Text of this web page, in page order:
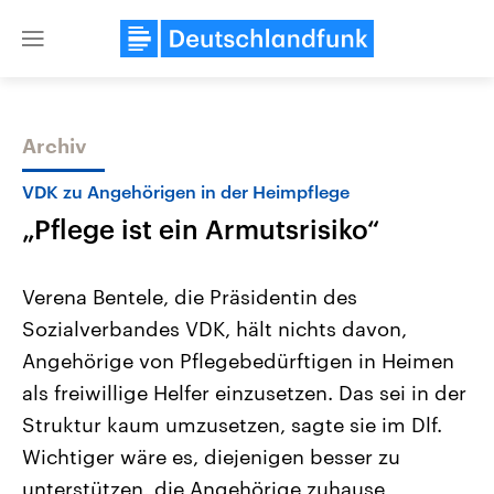
Close
Themen
Landtagswahl Sachsen-Anhalt
2026
Alle Informationen
Sachsen-Anhalt wählt am 6.
September 2026 einen neuen
Landtag. Seit 2021 wird das
Bundesland von einer Koalition aus
Aktuelle Beiträge,
Hintergründe
Wirtschaftlich und
gehören die Vereinigten
mit großem Einfluss auf
Archiv
VDK zu Angehörigen in der Heimpflege
„Pflege ist ein Armutsrisiko“
Verena Bentele, die Präsidentin des
Sozialverbandes VDK, hält nichts davon,
Angehörige von Pflegebedürftigen in Heimen
als freiwillige Helfer einzusetzen. Das sei in der
Struktur kaum umzusetzen, sagte sie im Dlf.
Wichtiger wäre es, diejenigen besser zu
unterstützen, die Angehörige zuhause